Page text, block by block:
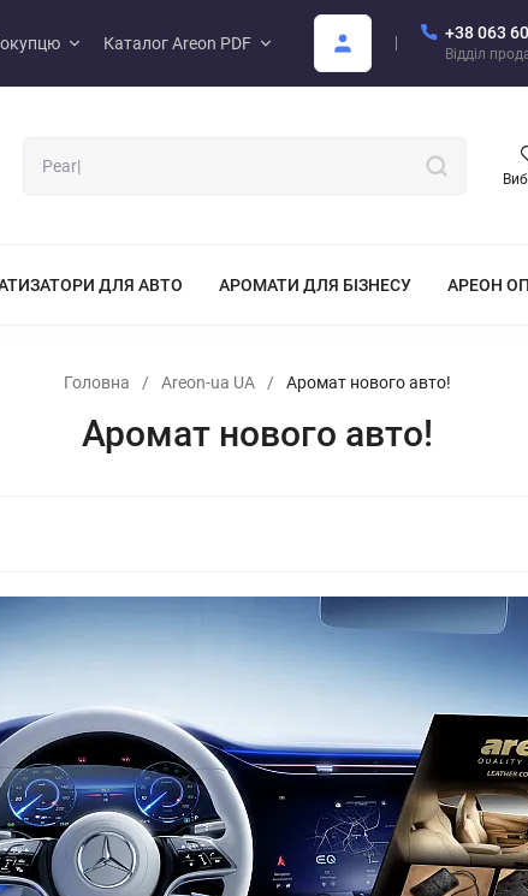
Каталог Areon PDF
+38 063
Відділ
ДЛЯ АВТО АРОМАТИ ДЛЯ БІЗНЕСУ АРЕОН
Головна / Areon-ua UA / Аромат нового авто!
Аромат нового авто!